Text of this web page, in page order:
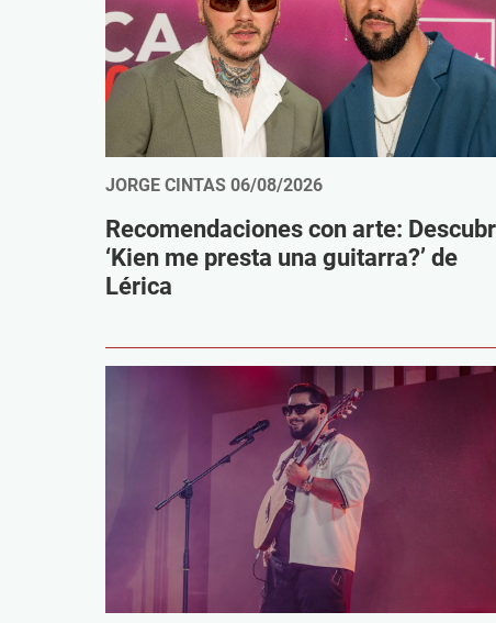
JORGE CINTAS 06/08/2026
Recomendaciones con arte:
‘Kien me presta una guitarra?’ de
Lérica